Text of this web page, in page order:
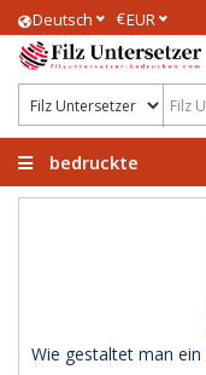
Deutsch €EUR
bedruckte
Wie gestaltet man ein